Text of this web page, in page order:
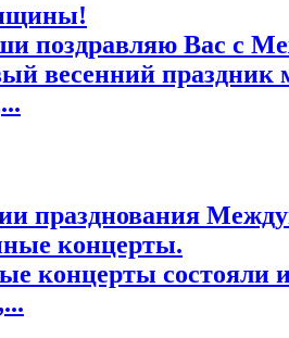
поздравляю Вас с
весенний
празднования
концерты.
концерты состояли